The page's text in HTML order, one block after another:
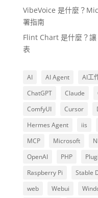
VibeVoice 是什麼？
署指南
Flint Chart 是什麼？
表
AI AI Agent AI工
ChatGPT
Claude
ComfyUI
Cursor
Hermes Agent
iis
MCP
Microsoft
OpenAI
PHP
Raspberry Pi
Stable
web
Webui